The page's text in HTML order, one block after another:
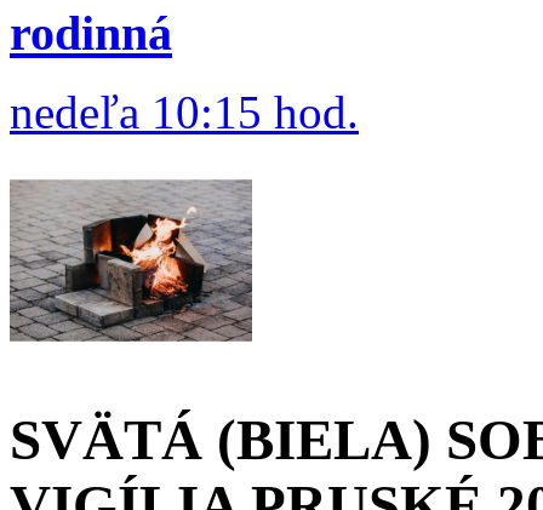
rodinná
nedeľa 10:15 hod.
SVÄTÁ (BIELA)